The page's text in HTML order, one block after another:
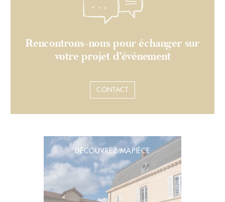
Rencontrons-nous pour échanger sur
votre projet d’événement
CONTACT
DÉCOUVREZ MAPIÈCE